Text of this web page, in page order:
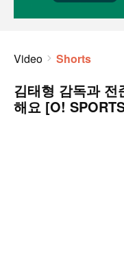
Video Shorts
김태형 감독과
해요 [O!